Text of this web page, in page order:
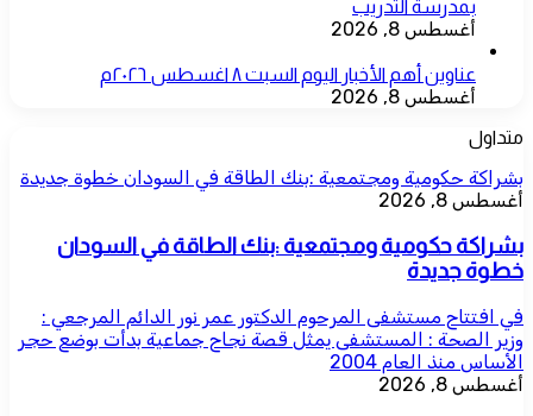
بمدرسة التدريب
أغسطس 8, 2026
عناوين أهم الأخبار اليوم السبت ٨ اغسطس ٢٠٢٦م
أغسطس 8, 2026
متداول
بشراكة حكومية ومجتمعية :بنك الطاقة في السودان خطوة جديدة
أغسطس 8, 2026
بشراكة حكومية ومجتمعية :بنك الطاقة في السودان
خطوة جديدة
في افتتاح مستشفى المرحوم الدكتور عمر نور الدائم المرجعي :
وزير الصحة : المستشفى يمثل قصة نجاح جماعية بدأت بوضع حجر
الأساس منذ العام 2004
أغسطس 8, 2026